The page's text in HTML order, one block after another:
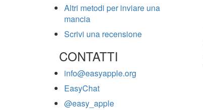
Altri metodi per inviare una
mancia
Scrivi una recensione
CONTATTI
info@easyapple.org
EasyChat
@easy_apple